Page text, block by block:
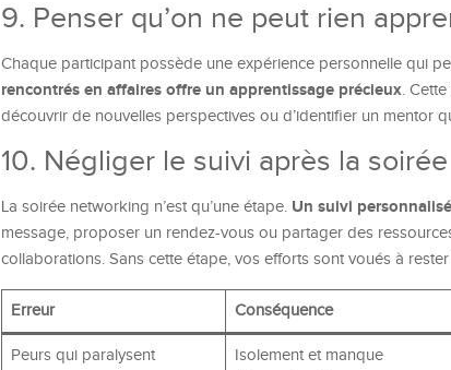
9. Penser qu’on ne peut rien
Chaque participant possède une expérience personnelle qui
rencontrés en affaires offre un apprentissage précieux.
découvrir de nouvelles perspectives ou d’identifier un mentor
10. Négliger le suivi après la soirée
La soirée networking n’est qu’une étape. Un suivi
message, proposer un rendez-vous ou partager des
collaborations. Sans cette étape, vos efforts sont voués à
Erreur Conséquence
Peurs qui paralysent
Isolement et manque